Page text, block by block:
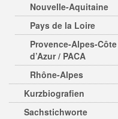
Nouvelle-Aquitaine
Pays de la Loire
Provence-Alpes-Côte
d’Azur / PACA
Rhône-Alpes
Kurzbiografien
Sachstichworte